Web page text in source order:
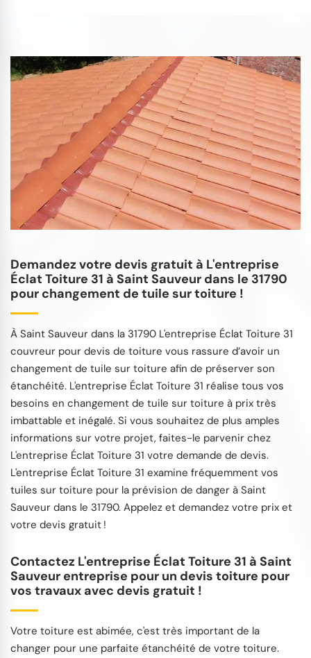
Demandez votre devis gratuit à L'entreprise
Éclat Toiture 31 à Saint Sauveur dans le 31790
pour changement de tuile sur toiture !
À Saint Sauveur dans la 31790 L'entreprise Éclat Toiture 31
couvreur pour devis de toiture vous rassure d’avoir un
changement de tuile sur toiture afin de préserver son
étanchéité. L'entreprise Éclat Toiture 31 réalise tous vos
besoins en changement de tuile sur toiture à prix très
imbattable et inégalé. Si vous souhaitez de plus amples
informations sur votre projet, faites-le parvenir chez
L'entreprise Éclat Toiture 31 votre demande de devis.
L'entreprise Éclat Toiture 31 examine fréquemment vos
tuiles sur toiture pour la prévision de danger à Saint
Sauveur dans le 31790. Appelez et demandez votre prix et
votre devis gratuit !
Contactez L'entreprise Éclat Toiture 31 à Saint
Sauveur entreprise pour un devis toiture pour
vos travaux avec devis gratuit !
Votre toiture est abimée, c'est très important de la
changer pour une parfaite étanchéité de votre toiture.